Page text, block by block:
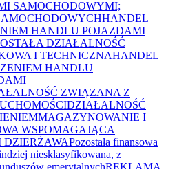
SAMOCHODOWYMI;
HANDEL
HANDLU POJAZDAMI
DZIAŁALNOŚĆ
I TECHNICZNAHANDEL
HANDLU
ZWIĄZANA Z
DZIAŁALNOŚĆ
MAGAZYNOWANIE I
WSPOMAGAJĄCA
DZIERŻAWAPozostała finansowa
niesklasyfikowana, z